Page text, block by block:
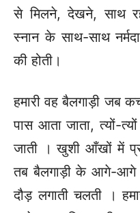
से मिलने, देखने, साथ
स्नान के साथ-साथ
की होती।
हमारी वह बैलगाड़ी जब
पास आता जाता, त्यों-
जाती । खुशी आँखों में
तब बैलगाड़ी के आगे-आगे
दौड़ लगाती चलती ।